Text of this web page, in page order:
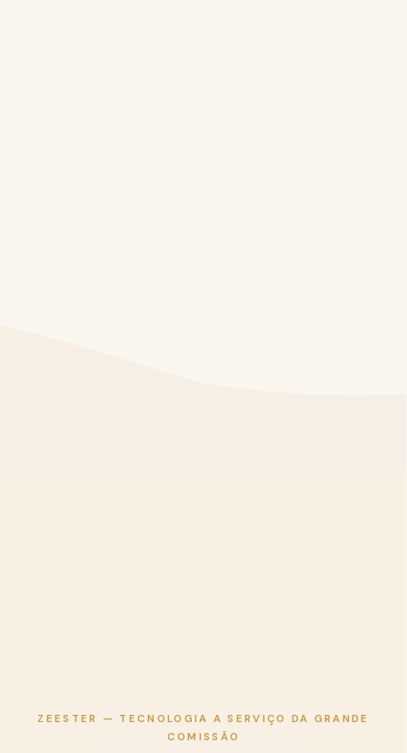
ZEESTER — TECNOLOGIA A SERVIÇO DA GRANDE
COMISSÃO